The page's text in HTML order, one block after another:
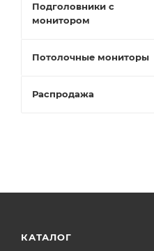
Подголовники с
монитором
Потолочные мониторы
Распродажа
КАТАЛОГ